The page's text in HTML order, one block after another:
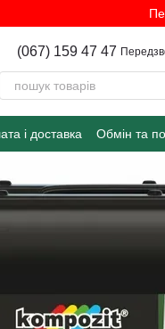
(067) 159 47 47
і доставка Обмін та